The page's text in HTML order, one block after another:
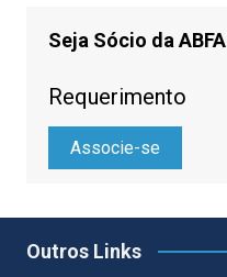
Seja Sócio da ABFA
Requerimento
Associe-se
Outros Links